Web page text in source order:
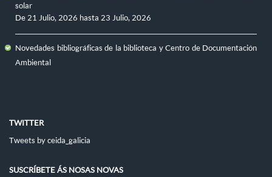
solar
De21 Julio, 2026 hasta 23 Julio, 2026
Novedades bibliográficas de la biblioteca y Centro de Documentación
Ambiental
TWITTER
Tweets by ceida_galicia
SUSCRÍBETE ÁS NOSAS NOVAS